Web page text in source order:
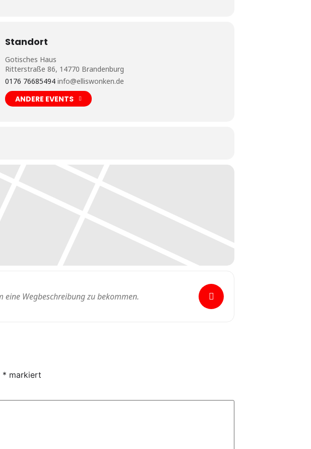
Standort
Gotisches Haus
Ritterstraße 86, 14770 Brandenburg
0176 76685494 info@elliswonken.de
ANDERE EVENTS
* markiert